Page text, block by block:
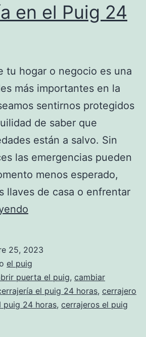
en el Puig 24
tu hogar o negocio es una
más importantes en la
sentirnos protegidos
de saber que
están a salvo. Sin
las emergencias pueden
menos esperado,
llaves de casa o enfrentar
Puig
24
horas
25, 2023
el puig
puerta el puig, cambiar
el puig 24 horas, cerrajero
puig 24 horas, cerrajeros el puig